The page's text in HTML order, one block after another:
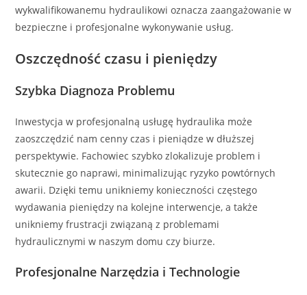
wykwalifikowanemu hydraulikowi oznacza zaangażowanie w
bezpieczne i profesjonalne wykonywanie usług.
Oszczędność czasu i pieniędzy
Szybka Diagnoza Problemu
Inwestycja w profesjonalną usługę hydraulika może
zaoszczędzić nam cenny czas i pieniądze w dłuższej
perspektywie. Fachowiec szybko zlokalizuje problem i
skutecznie go naprawi, minimalizując ryzyko powtórnych
awarii. Dzięki temu unikniemy konieczności częstego
wydawania pieniędzy na kolejne interwencje, a także
unikniemy frustracji związaną z problemami
hydraulicznymi w naszym domu czy biurze.
Profesjonalne Narzędzia i Technologie